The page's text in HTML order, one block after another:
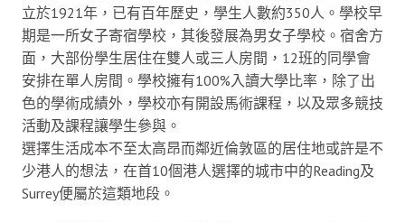
立於1921年，已有百年歷史，學生人數約350人。學校早
期是一所女子寄宿學校，其後發展為男女子學校。宿舍方
面，大部份學生居住在雙人或三人房間，12班的同學會
安排在單人房間。學校擁有100%入讀大學比率，除了出
色的學術成績外，學校亦有開設馬術課程，以及眾多競技
活動及課程讓學生參與。
選擇生活成本不至太高昂而鄰近倫敦區的居住地或許是不
少港人的想法，在首10個港人選擇的城市中的Reading及
Surrey便屬於這類地段。